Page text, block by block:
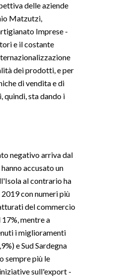
delle aziende
Matzutzi,
Imprese -
e il costante
dei prodotti, e per
di vendita e di
quindi, sta dando i
negativo arriva dal
accusato un
al contrario ha
con numeri più
del commercio
mentre a
i miglioramenti
e Sud Sardegna
sempre più le
sull'export -